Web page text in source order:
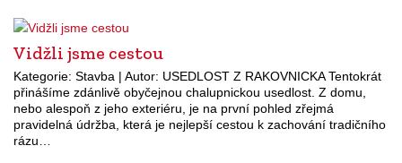
Vidžli jsme cestou
Kategorie: Stavba | Autor: USEDLOST Z RAKOVNICKA Tentokrát
přinášíme zdánlivě obyčejnou chalupnickou usedlost. Z domu,
nebo alespoň z jeho exteriéru, je na první pohled zřejmá
pravidelná údržba, která je nejlepší cestou k zachování tradičního
rázu…